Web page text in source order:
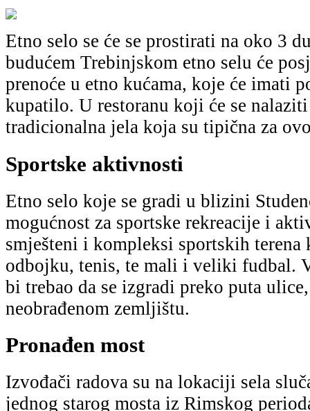
Etno selo se će se prostirati na oko 3
budućem Trebinjskom etno selu će
prenoće u etno kućama, koje će imati
kupatilo. U restoranu koji će se
tradicionalna jela koja su tipična za
Sportske aktivnosti
Etno selo koje se gradi u blizini
mogućnost za sportske rekreacije i
smješteni i kompleksi sportskih terena
odbojku, tenis, te mali i veliki fudbal.
bi trebao da se izgradi preko puta ulice,
neobrađenom zemljištu.
Pronađen most
Izvođači radova su na lokaciji sela
jednog starog mosta iz Rimskog